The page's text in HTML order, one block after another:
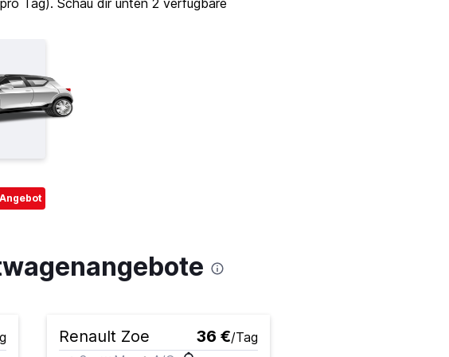
Tag). Schau dir unten 2 verfügbare
Renault Zoe 36 €/Tag